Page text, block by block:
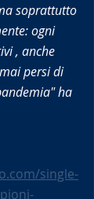
soprattutto
ogni
, anche
persi di
ha
single-